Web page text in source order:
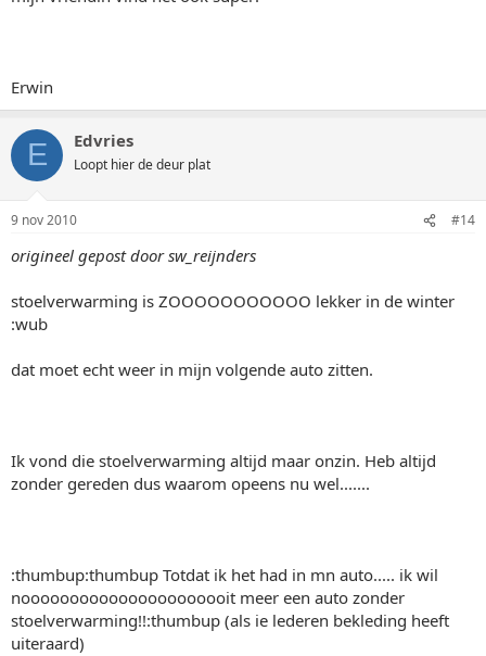
Erwin
E Edvries
Loopt hier de deur plat
9 nov 2010 #14
origineel gepost door sw_reijnders
stoelverwarming is ZOOOOOOOOOOO lekker in de winter
:wub
dat moet echt weer in mijn volgende auto zitten.
Ik vond die stoelverwarming altijd maar onzin. Heb altijd
zonder gereden dus waarom opeens nu wel.......
:thumbup:thumbup Totdat ik het had in mn auto..... ik wil
noooooooooooooooooooooit meer een auto zonder
stoelverwarming!!:thumbup (als ie lederen bekleding heeft
uiteraard)